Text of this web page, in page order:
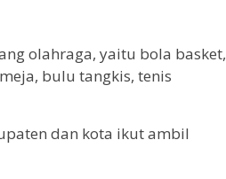
olahraga, yaitu bola basket,
bulu tangkis, tenis
dan kota ikut ambil